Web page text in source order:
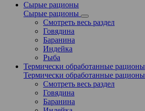
Сырые рационы
Сырые рационы
Смотреть весь раздел
Говядина
Баранина
Индейка
Рыба
Термически обработанные рационы
Термически обработанные рационы
Смотреть весь раздел
Говядина
Баранина